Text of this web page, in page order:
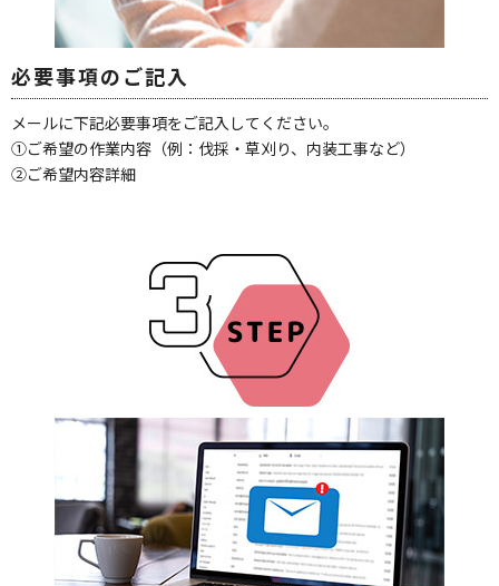
必要事項のご記入
メールに下記必要事項をご記入してください。
①ご希望の作業内容（例：伐採・草刈り、内装工事など）
②ご希望内容詳細